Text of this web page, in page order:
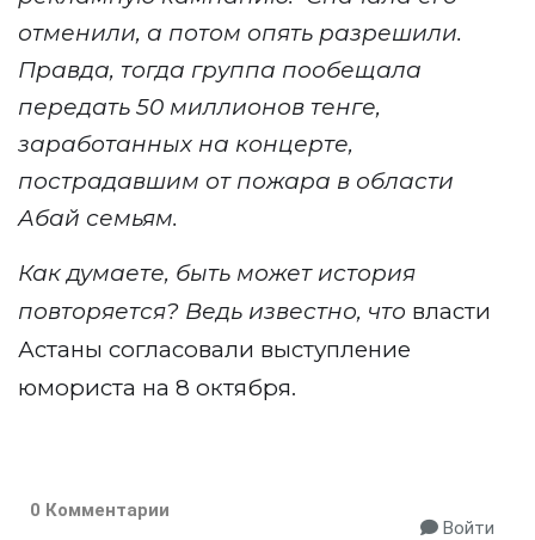
отменили, а потом опять разрешили.
Правда, тогда группа пообещала
передать 50 миллионов тенге,
заработанных на концерте,
пострадавшим от пожара в области
Абай семьям.
Как думаете, быть может история
повторяется? Ведь известно, что власти
Астаны согласовали выступление
юмориста на 8 октября.
0 Комментарии
Войти